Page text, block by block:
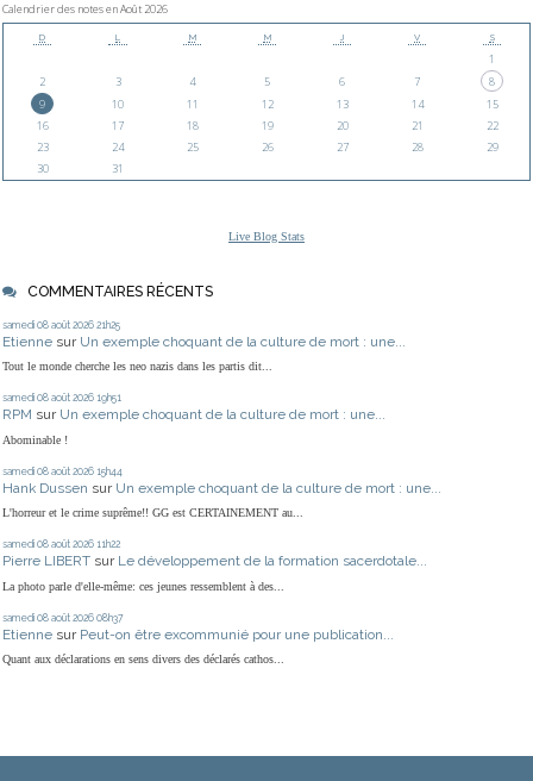
Calendrier des notes en Août 2026
D L M M J V S
1
2
3 4 5 6 7
8
9
10 11 12 13 14
15
16
17 18 19 20 21
22
23
24 25 26 27 28
29
30
31
Live Blog Stats
COMMENTAIRES RÉCENTS
samedi 08 août 2026 21h25
Etienne sur Un exemple choquant de la culture de mort : une...
Tout le monde cherche les neo nazis dans les partis dit...
samedi 08 août 2026 19h51
RPM sur Un exemple choquant de la culture de mort : une...
Abominable !
samedi 08 août 2026 15h44
Hank Dussen sur Un exemple choquant de la culture de mort : une...
L'horreur et le crime suprême!! GG est CERTAINEMENT au...
samedi 08 août 2026 11h22
Pierre LIBERT sur Le développement de la formation sacerdotale...
La photo parle d'elle-même: ces jeunes ressemblent à des...
samedi 08 août 2026 08h37
Etienne sur Peut-on être excommunié pour une publication...
Quant aux déclarations en sens divers des déclarés cathos...